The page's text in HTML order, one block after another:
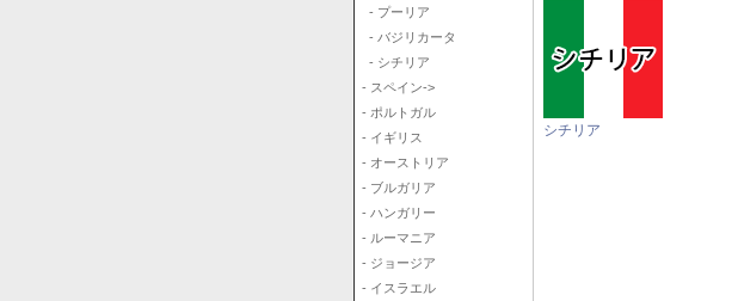
- プーリア
- バジリカータ
- シチリア
- スペイン->
- ポルトガル
- イギリス
- オーストリア
- ブルガリア
- ハンガリー
- ルーマニア
- ジョージア
- イスラエル
シチリア